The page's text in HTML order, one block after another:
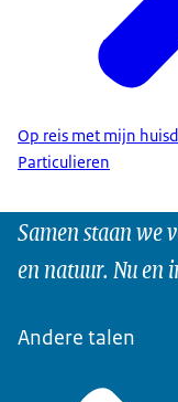
Op reis met mijn
Particulieren
Samen staan we
en natuur. Nu en
Andere talen